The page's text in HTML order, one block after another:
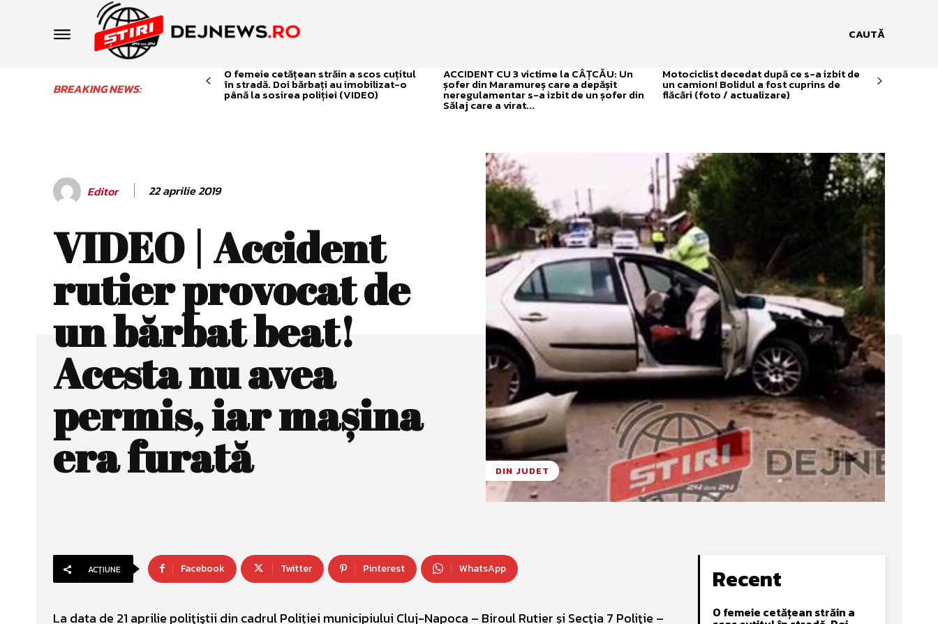
CAUTĂ
BREAKING NEWS:
O femeie cetățean străin a scos cuțitul
în stradă. Doi bărbați au imobilizat-o
până la sosirea poliției (VIDEO)
ACCIDENT CU 3 victime la CÂȚCĂU: Un
șofer din Maramureș care a depășit
neregulamentar s-a izbit de un șofer din
Sălaj care a virat...
Motociclist decedat după ce s-a izbit de
un camion! Bolidul a fost cuprins de
flăcări (foto / actualizare)
Editor 22 aprilie 2019
VIDEO | Accident
rutier provocat de
un bărbat beat!
Acesta nu avea
permis, iar maşina
era furată DIN JUDET
ACȚIUNE Facebook Twitter Pinterest WhatsApp
La data de 21 aprilie poliţiştii din cadrul Poliției municipiului Cluj-Napoca – Biroul Rutier și Secţia 7 Poliţie –
Recent
O femeie cetățean străin a